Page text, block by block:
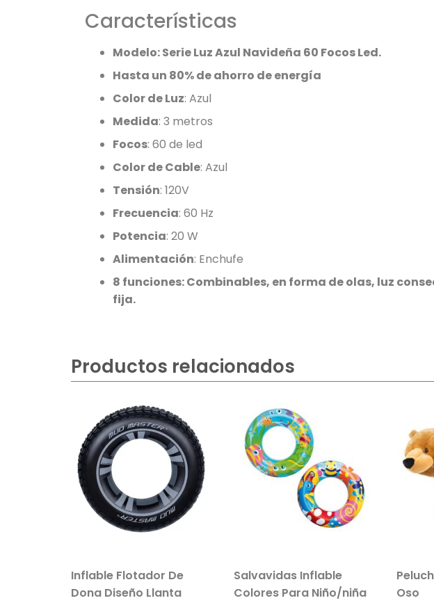
Características
Modelo: Serie Luz Azul Navideña 60 Focos Led.
Hasta un 80% de ahorro de energía
Color de Luz: Azul
Medida: 3 metros
Focos: 60 de led
Color de Cable: Azul
Tensión: 120V
Frecuencia: 60 Hz
Potencia: 20 W
Alimentación: Enchufe
8 funciones: Combinables, en forma de olas, luz
fija.
Productos relacionados
Inflable Flotador De
Dona Diseño Llanta
Salvavidas Inflable
Colores Para Niño/niña
Oso